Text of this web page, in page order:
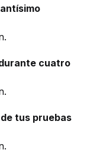
cuatro
tus pruebas